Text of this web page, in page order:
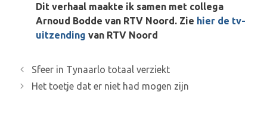
Dit verhaal maakte ik samen met collega
Arnoud Bodde van RTV Noord. Zie hier de tv-
uitzending van RTV Noord
B
e
Sfeer in Tynaarlo totaal verziekt
Het toetje dat er niet had mogen zijn